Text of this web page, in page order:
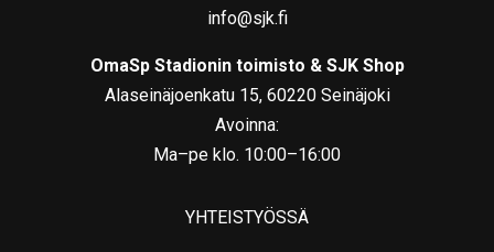
info@sjk.fi
OmaSp Stadionin toimisto & SJK Shop
Alaseinäjoenkatu 15, 60220 Seinäjoki
Avoinna:
Ma–pe klo. 10:00–16:00
YHTEISTYÖSSÄ